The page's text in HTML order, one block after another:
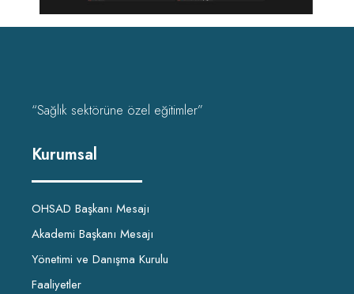
“Sağlık sektörüne özel eğitimler”
Kurumsal
OHSAD Başkanı Mesajı
Akademi Başkanı Mesajı
Yönetimi ve Danışma Kurulu
Faaliyetler